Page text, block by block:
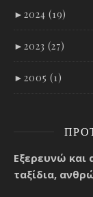
► 2024 (19)
► 2023 (27)
► 2005 (1)
Εξερευνώ και
ταξίδια,